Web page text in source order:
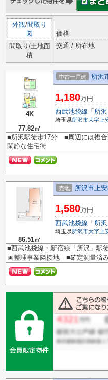
外観/間取り
図
間取り/土地面
積
価格
交通 / 所在地
4K
77.82㎡
中古一戸建 所沢
1,180万円
西武池袋線 「 所沢
埼玉県所沢市大字上
■所沢駅徒歩17分 ■周辺には複
閑静な住宅街
86.51㎡
売地 所沢市上
1,580万円
西武池袋線 「 所沢
埼玉県所沢市大字上
■西武池袋線・新宿線「所沢」
画整理事業隣接地 ■確定測量済